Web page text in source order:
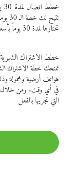
خطط اتصال لمدة 30 يومًا
تختارها لمدة 30 يوماً بأسعار فايبر المنخفضة.
خطط الاشتراك الشهرية
تمنحك خطة الاشتراك
هواتف أرضية ومحمولة
في أي وقت. ومن خلال
التي تجريها بالفعل